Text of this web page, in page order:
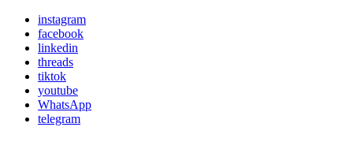
instagram
facebook
linkedin
threads
tiktok
youtube
WhatsApp
telegram